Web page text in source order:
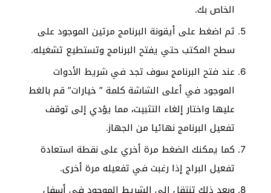
الخاص بك.
ثم اضغط على أيقونة البرنامج مرتين الموجود على
سطح المكتب حتي يفتح البرنامج وتستطيع تشغيله.
عند فتح البرنامج سوف تجد في شريط الأدوات
الموجود في أعلى الشاشة كلمة ” خيارات” قم بالغط
عليها واختار إلغاء التثبيت، مما يؤدي إلى توقف
تفعيل البرنامج نهائيا من الجهاز.
كما يمكنك الضغط مرة أخري على نقطة استعادة
تفعيل البراج إذا رغبت في تفعيله مرة أخرى.